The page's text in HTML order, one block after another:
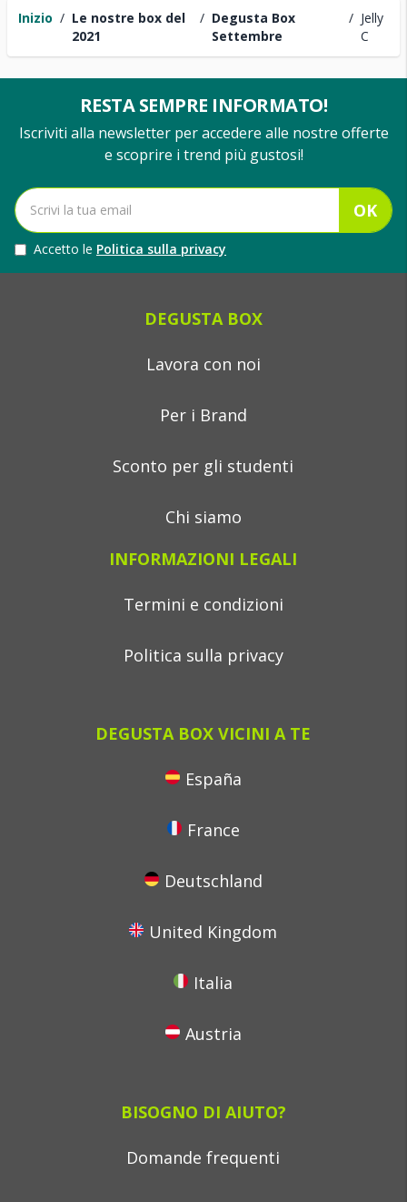
Inizio / Le nostre box del
2021
/ Degusta Box
Settembre
/ Jelly
C
RESTA SEMPRE INFORMATO!
Iscriviti alla newsletter per accedere alle nostre offerte
e scoprire i trend più gustosi!
OK
Accetto le Politica sulla privacy
DEGUSTA BOX
Lavora con noi
Per i Brand
Sconto per gli studenti
Chi siamo
INFORMAZIONI LEGALI
Termini e condizioni
Politica sulla privacy
DEGUSTA BOX VICINI A TE
España
France
Deutschland
United Kingdom
Italia
Austria
BISOGNO DI AIUTO?
Domande frequenti